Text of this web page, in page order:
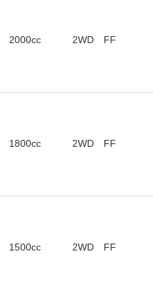
2000cc 2WD FF
1800cc 2WD FF
1500cc 2WD FF